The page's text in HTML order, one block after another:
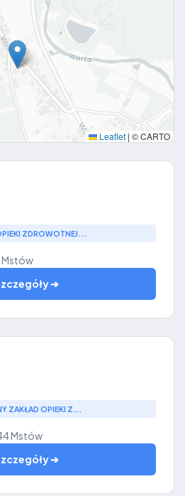
Leaflet | © CARTO
ZDROWOTNEJ...
Mstów
➔
ZAKŁAD OPIEKI Z...
Mstów
➔